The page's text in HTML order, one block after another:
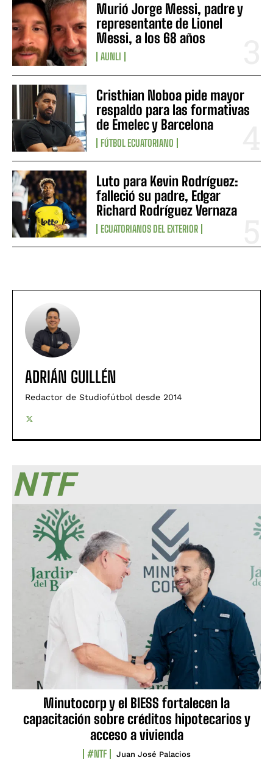
Murió Jorge Messi, padre y
representante de Lionel
Messi, a los 68 años
AUNLI
Cristhian Noboa pide mayor
respaldo para las formativas
de Emelec y Barcelona
FÚTBOL ECUATORIANO
Luto para Kevin Rodríguez:
falleció su padre, Edgar
Richard Rodríguez Vernaza
ECUATORIANOS DEL EXTERIOR
ADRIÁN GUILLÉN
Redactor de Studiofútbol desde 2014
NTF
Minutocorp y el BIESS fortalecen la
capacitación sobre créditos hipotecarios y
acceso a vivienda
#NTF Juan José Palacios